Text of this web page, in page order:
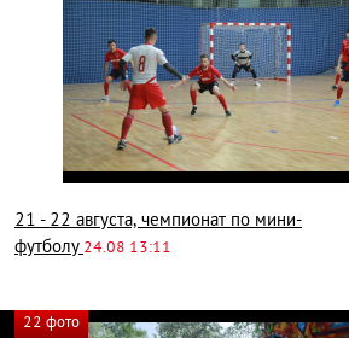
21 - 22 августа, чемпионат по мини-
футболу 24.08 13:11
22 фото